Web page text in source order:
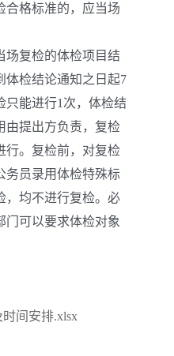
合格标准的，应当场
复检的体检项目结
体检结论通知之日起7
只能进行1次，体检结
由提出方负责，复检
行。复检前，对复检
务员录用体检特殊标
，均不进行复检。必
门可以要求体检对象
间安排.xlsx